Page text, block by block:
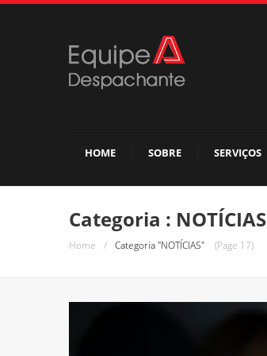
HOME SOBRE SERVIÇOS
Categoria : NOTÍCIAS
Home / Categoria "NOTÍCIAS" (Page 17)